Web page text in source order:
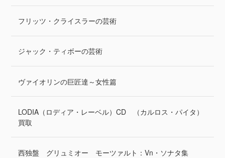
フリッツ・クライスラーの芸術
ジャック・ティボーの芸術
ヴァイオリンの巨匠達～女性篇
LODIA（ロディア・レーベル）CD （カルロス・パイタ）
買取
西独盤 グリュミオー モーツァルト：Vn・ソナタ集